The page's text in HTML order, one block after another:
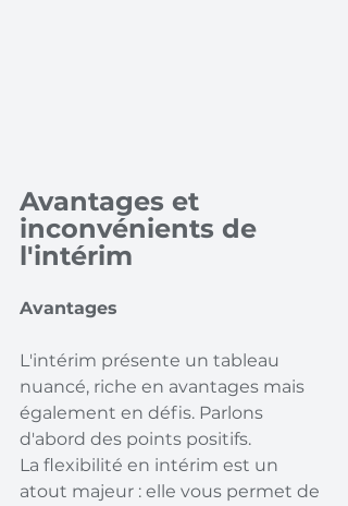
Avantages et
inconvénients de
l'intérim
Avantages
L'intérim présente un tableau
nuancé, riche en avantages mais
également en défis. Parlons
d'abord des points positifs.
La flexibilité en intérim est un
atout majeur : elle vous permet de